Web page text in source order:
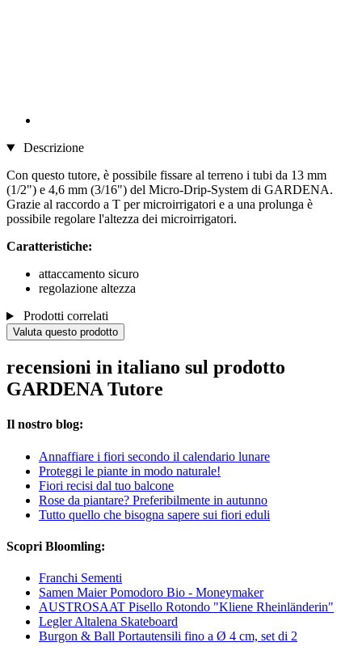
Descrizione
Con questo tutore, è possibile fissare al terreno i tubi da 13 mm
(1/2") e 4,6 mm (3/16") del Micro-Drip-System di GARDENA.
Grazie al raccordo a T per microirrigatori e a una prolunga è
possibile regolare l'altezza dei microirrigatori.
Caratteristiche:
attaccamento sicuro
regolazione altezza
Prodotti correlati
Valuta questo prodotto
recensioni in italiano sul prodotto
GARDENA Tutore
Il nostro blog:
Annaffiare i fiori secondo il calendario lunare
Proteggi le piante in modo naturale!
Fiori recisi dal tuo balcone
Rose da piantare? Preferibilmente in autunno
Tutto quello che bisogna sapere sui fiori eduli
Scopri Bloomling:
Franchi Sementi
Samen Maier Pomodoro Bio - Moneymaker
AUSTROSAAT Pisello Rotondo "Kliene Rheinländerin"
Legler Altalena Skateboard
Burgon & Ball Portautensili fino a Ø 4 cm, set di 2